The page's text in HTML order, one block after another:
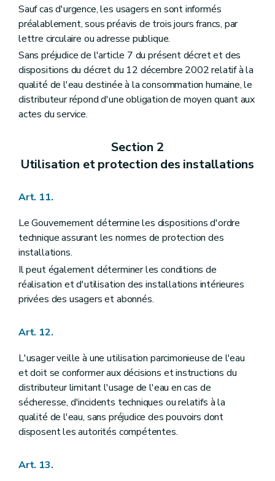
Sauf cas d'urgence, les usagers en sont informés
préalablement, sous préavis de trois jours francs, par
lettre circulaire ou adresse publique.
Sans préjudice de l'article 7 du présent décret et des
dispositions du décret du 12 décembre 2002 relatif à la
qualité de l'eau destinée à la consommation humaine, le
distributeur répond d'une obligation de moyen quant aux
actes du service.
Section 2
Utilisation et protection des installations
Art. 11.
Le Gouvernement détermine les dispositions d'ordre
technique assurant les normes de protection des
installations.
Il peut également déterminer les conditions de
réalisation et d'utilisation des installations intérieures
privées des usagers et abonnés.
Art. 12.
L'usager veille à une utilisation parcimonieuse de l'eau
et doit se conformer aux décisions et instructions du
distributeur limitant l'usage de l'eau en cas de
sécheresse, d'incidents techniques ou relatifs à la
qualité de l'eau, sans préjudice des pouvoirs dont
disposent les autorités compétentes.
Art. 13.